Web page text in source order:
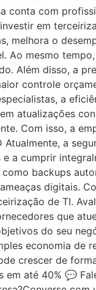
conta com
em
melhora o
Ao mesmo
Além disso, a
controle
a
atualizações
Com isso, a
a
a cumprir
como backups
digitais.
de TI.
que
do seu
economia de
crescer de
até 40% 💬